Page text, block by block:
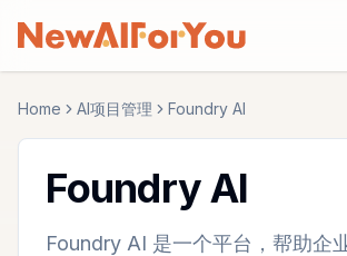
Home AI项目管理 Foundry AI
Foundry AI
Foundry AI 是一个平台，帮助企